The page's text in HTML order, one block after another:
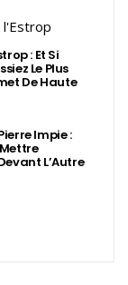
: Et Si
Le Plus
De Haute
Impie :
L’Autre